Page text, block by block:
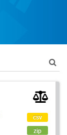
csv
zip